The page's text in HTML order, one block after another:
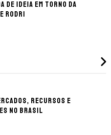
de ideia em torno da
Rodri
recursos e
no Brasil